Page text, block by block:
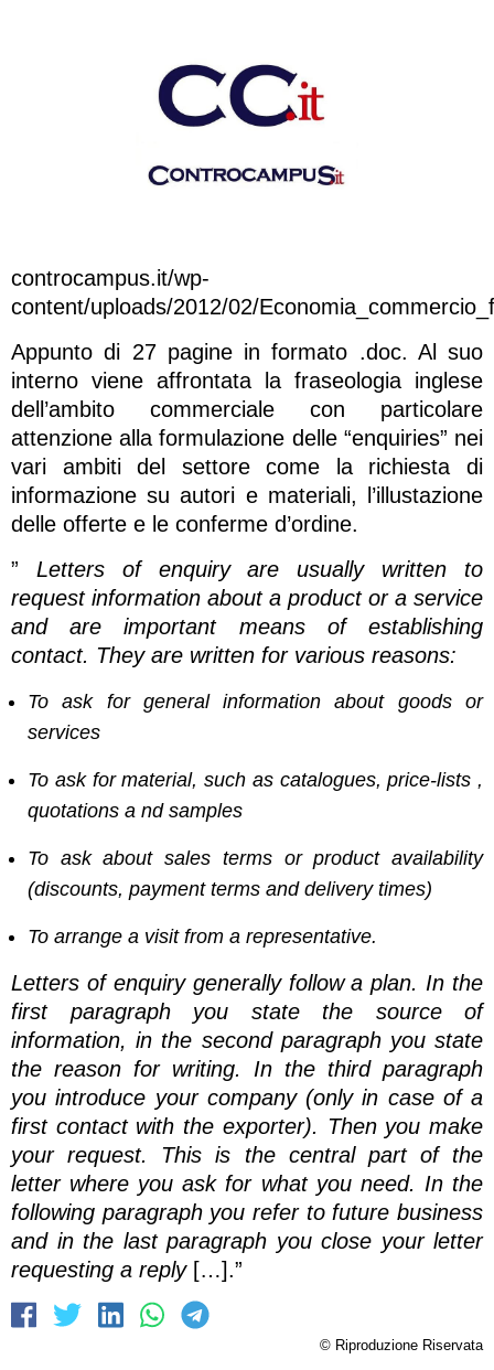
controcampus.it/wp-
content/uploads/2012/02/
Appunto di 27 pagine in formato .doc. Al suo
interno viene affrontata la fraseologia inglese
dell’ambito commerciale con particolare
attenzione alla formulazione delle “enquiries” nei
vari ambiti del settore come la richiesta di
informazione su autori e materiali, l’illustazione
delle offerte e le conferme d’ordine.
” Letters of enquiry are usually written to
request information about a product or a service
and are important means of establishing
contact. They are written for various reasons:
To ask for general information about goods or
services
To ask for material, such as catalogues, price-lists ,
quotations a nd samples
To ask about sales terms or product availability
(discounts, payment terms and delivery times)
To arrange a visit from a representative.
Letters of enquiry generally follow a plan. In the
first paragraph you state the source of
information, in the second paragraph you state
the reason for writing. In the third paragraph
you introduce your company (only in case of a
first contact with the exporter). Then you make
your request. This is the central part of the
letter where you ask for what you need. In the
following paragraph you refer to future business
and in the last paragraph you close your letter
requesting a reply[…].”
© Riproduzione Riservata